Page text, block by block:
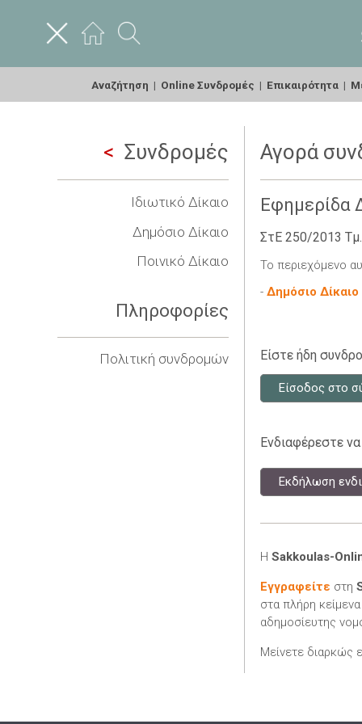
Αναζήτηση | Online Συνδρομές | Επικαιρότητα |
Συνδρομές
Ιδιωτικό Δίκαιο
Δημόσιο Δίκαιο
Ποινικό Δίκαιο
Πληροφορίες
Πολιτική συνδρομών
Αγορά
Εφημερίδα
ΣτΕ 250/2013 Τμ.
Το περιεχόμενο
- Δημόσιο Δίκαιο
Είστε ήδη
Είσοδος στο
Ενδιαφέρεστε
Εκδήλωση
Η Sakkoulas-
Εγγραφείτε στη
στα πλήρη
αδημοσίευτης
Μείνετε διαρκώς